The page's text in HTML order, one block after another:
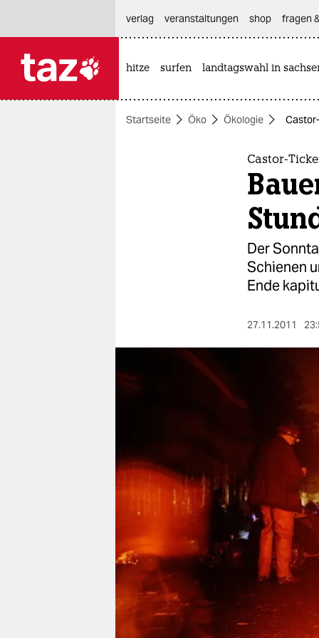
themen
nord
veranstaltungen
unterstützen
genossenschaft
verlag
veranstaltungen shop fragen
hitze surfen landtagswahl in
Startseite Öko Ökologie
Castor-
Der
Schienen
Ende
27.11.2011